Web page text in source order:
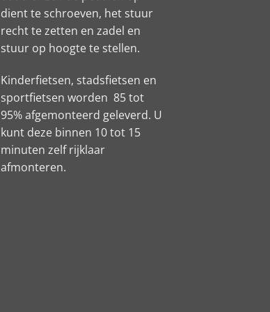
dient te schroeven, het stuur
recht te zetten en zadel en
stuur op hoogte te stellen.
Kinderfietsen, stadsfietsen en
sportfietsen worden 85 tot
95% afgemonteerd geleverd. U
kunt deze binnen 10 tot 15
minuten zelf rijklaar
afmonteren.